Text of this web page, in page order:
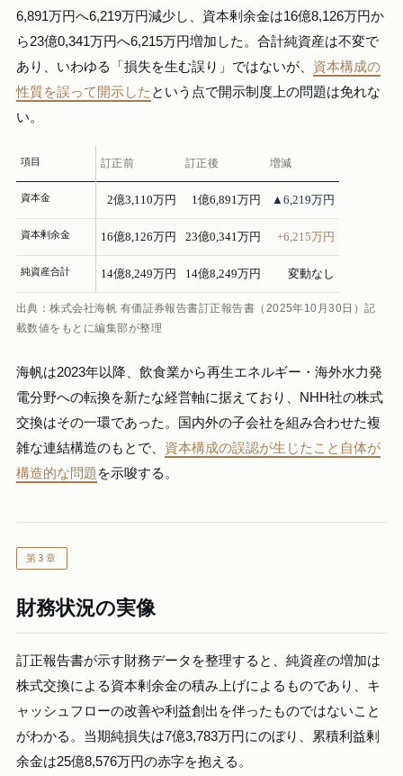
6,891万円へ6,219万円減少し、資本剰余金は16億8,126万円か
ら23億0,341万円へ6,215万円増加した。合計純資産は不変で
あり、いわゆる「損失を生む誤り」ではないが、 資本構成の
性質を誤って開示した という点で開示制度上の問題は免れな
い。
項目 訂正前 訂正後 増減
資本金 2億3,110万円 1億6,891万円 ▲6,219万円
資本剰余金 16億8,126万円 23億0,341万円 +6,215万円
純資産合計 14億8,249万円 14億8,249万円 変動なし
出典：株式会社海帆 有価証券報告書訂正報告書（2025年10月30日）記
載数値をもとに編集部が整理
海帆は2023年以降、飲食業から再生エネルギー・海外水力発
電分野への転換を新たな経営軸に据えており、NHH社の株式
交換はその一環であった。国内外の子会社を組み合わせた複
雑な連結構造のもとで、 資本構成の誤認が生じたこと自体が
構造的な問題 を示唆する。
第3章
財務状況の実像
訂正報告書が示す財務データを整理すると、純資産の増加は
株式交換による資本剰余金の積み上げによるものであり、キ
ャッシュフローの改善や利益創出を伴ったものではないこと
がわかる。当期純損失は7億3,783万円にのぼり、累積利益剰
余金は25億8,576万円の赤字を抱える。